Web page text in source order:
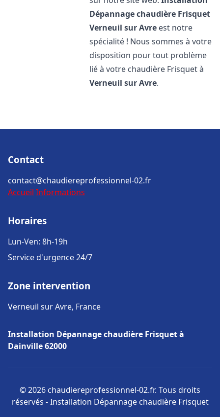
Dépannage chaudière Frisquet
Verneuil sur Avre est notre
spécialité ! Nous sommes à votre
disposition pour tout problème
lié à votre chaudière Frisquet à
Verneuil sur Avre.
Contact
contact@chaudiereprofessionnel-02.fr
Accueil Informations
Horaires
Lun-Ven: 8h-19h
Service d'urgence 24/7
Zone intervention
Verneuil sur Avre, France
Installation Dépannage chaudière Frisquet à
Dainville 62000
© 2026 chaudiereprofessionnel-02.fr. Tous droits
réservés - Installation Dépannage chaudière Frisquet